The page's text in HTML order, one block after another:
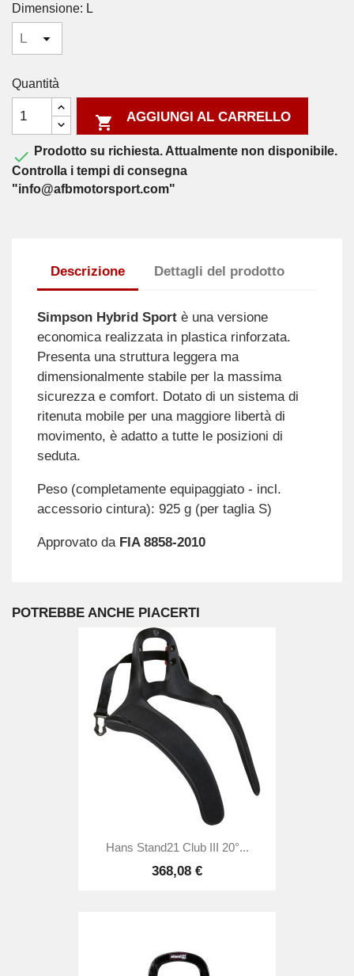
Dimensione: L
Quantità
 AGGIUNGI AL CARRELLO
 Prodotto su richiesta. Attualmente non disponibile.
Controlla i tempi di consegna
"info@afbmotorsport.com"
Descrizione Dettagli del prodotto
Simpson Hybrid Sportè una versione
economica realizzata in plastica rinforzata.
Presenta una struttura leggera ma
dimensionalmente stabile per la massima
sicurezza e comfort. Dotato di un sistema di
ritenuta mobile per una maggiore libertà di
movimento, è adatto a tutte le posizioni di
seduta.
Peso (completamente equipaggiato - incl.
accessorio cintura): 925 g (per taglia S)
Approvato da FIA 8858-2010
POTREBBE ANCHE PIACERTI
Hans Stand21 Club III 20°...
368,08 €